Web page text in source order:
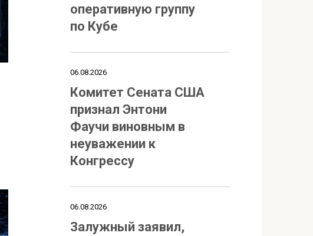
оперативную группу
по Кубе
06.08.2026
Комитет Сената США
признал Энтони
Фаучи виновным в
неуважении к
Конгрессу
06.08.2026
Залужный заявил,